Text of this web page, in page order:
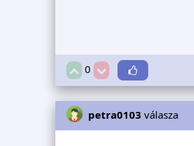
0
petra0103 válasza